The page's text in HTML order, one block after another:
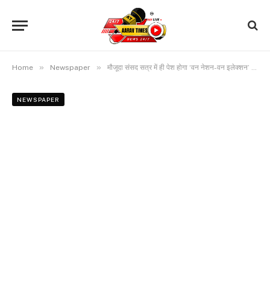
Home » Newspaper » मौजूदा संसद सत्र में ही पेश होगा ‘वन नेशन-वन इलेक्शन’ बिल! देखें क्या है मोदी सरकार का प्लान
NEWSPAPER